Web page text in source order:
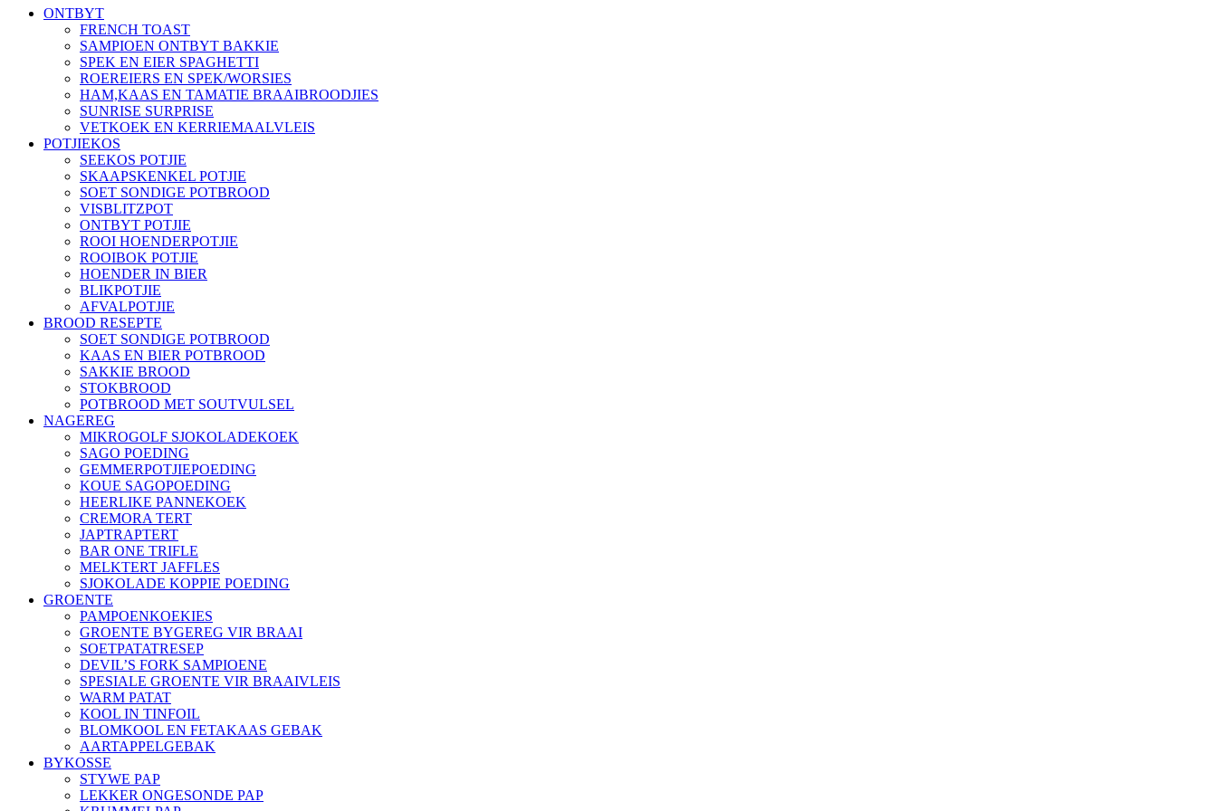
ONTBYT
FRENCH TOAST
SAMPIOEN ONTBYT BAKKIE
SPEK EN EIER SPAGHETTI
ROEREIERS EN SPEK/WORSIES
HAM,KAAS EN TAMATIE BRAAIBROODJIES
SUNRISE SURPRISE
VETKOEK EN KERRIEMAALVLEIS
POTJIEKOS
SEEKOS POTJIE
SKAAPSKENKEL POTJIE
SOET SONDIGE POTBROOD
VISBLITZPOT
ONTBYT POTJIE
ROOI HOENDERPOTJIE
ROOIBOK POTJIE
HOENDER IN BIER
BLIKPOTJIE
AFVALPOTJIE
BROOD RESEPTE
SOET SONDIGE POTBROOD
KAAS EN BIER POTBROOD
SAKKIE BROOD
STOKBROOD
POTBROOD MET SOUTVULSEL
NAGEREG
MIKROGOLF SJOKOLADEKOEK
SAGO POEDING
GEMMERPOTJIEPOEDING
KOUE SAGOPOEDING
HEERLIKE PANNEKOEK
CREMORA TERT
JAPTRAPTERT
BAR ONE TRIFLE
MELKTERT JAFFLES
SJOKOLADE KOPPIE POEDING
GROENTE
PAMPOENKOEKIES
GROENTE BYGEREG VIR BRAAI
SOETPATATRESEP
DEVIL’S FORK SAMPIOENE
SPESIALE GROENTE VIR BRAAIVLEIS
WARM PATAT
KOOL IN TINFOIL
BLOMKOOL EN FETAKAAS GEBAK
AARTAPPELGEBAK
BYKOSSE
STYWE PAP
LEKKER ONGESONDE PAP